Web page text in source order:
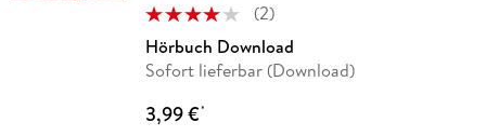
(2)
Hörbuch Download
Sofort lieferbar (Download)
3,99 €*